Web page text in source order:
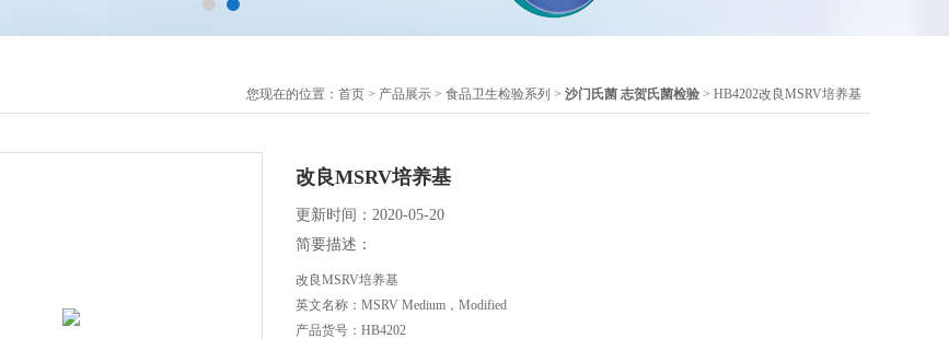
您现在的位置： 首页 > 产品展示 > 食品卫生检验系列 > 沙门氏菌 志贺氏菌检验 > HB4202改良MSRV培养基
改良MSRV培养基
更新时间：2020-05-20
简要描述：
改良MSRV培养基
英文名称：MSRV Medium，Modified
产品货号：HB4202